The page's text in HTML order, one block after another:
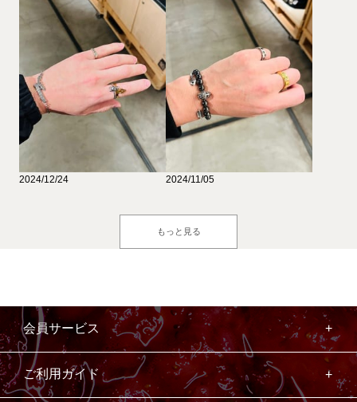
2024/12/24 2024/11/05
もっと見る
会員サービス
ご利用ガイド